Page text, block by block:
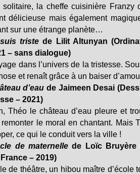
solitaire, la cheffe cuisinière
délicieuse mais également
sur une étrange planète…
tristede Lilit Altunyan
– sans dialogue)
dans l’univers de la tristesse.
et renaît grâce à un baiser
d’eau de Jaimeen Desai
– 2021)
Théo le château d’eau pleure et
le moral en chantant. Mais
ce qui le conduit vers la ville !
de maternellede Loïc Bruyère
– 2019)
de théâtre, un hibou maître